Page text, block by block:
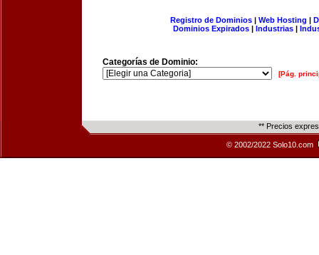
Registro de Dominios| Web Hosting |
Dominios Expirados | Industrias |
Categorías de Dominio:
[Pág.
** Precios
© 2002/2022 Solo10.com